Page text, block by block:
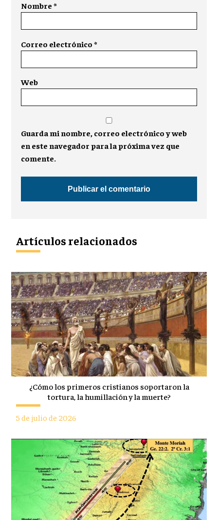
Nombre*
Correo electrónico*
Web
Guarda mi nombre, correo electrónico y web
en este navegador para la próxima vez que
comente.
Artículos relacionados
¿Cómo los primeros cristianos soportaron la
tortura, la humillación y la muerte?
5 de julio de 2026